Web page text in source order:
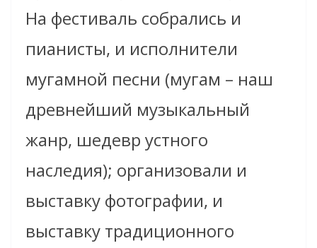
На фестиваль собрались и
пианисты, и исполнители
мугамной песни (мугам – наш
древнейший музыкальный
жанр, шедевр устного
наследия); организовали и
выставку фотографии, и
выставку традиционного